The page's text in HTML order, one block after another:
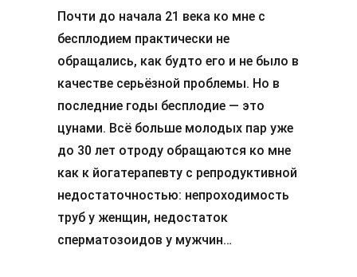
Почти до начала 21 века ко мне с
бесплодием практически не
обращались, как будто его и не было в
качестве серьёзной проблемы. Но в
последние годы бесплодие — это
цунами. Всё больше молодых пар уже
до 30 лет отроду обращаются ко мне
как к йогатерапевту с репродуктивной
недостаточностью: непроходимость
труб у женщин, недостаток
сперматозоидов у мужчин…